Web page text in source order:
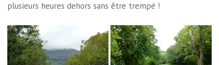
plusieurs heures dehors sans être trempé !